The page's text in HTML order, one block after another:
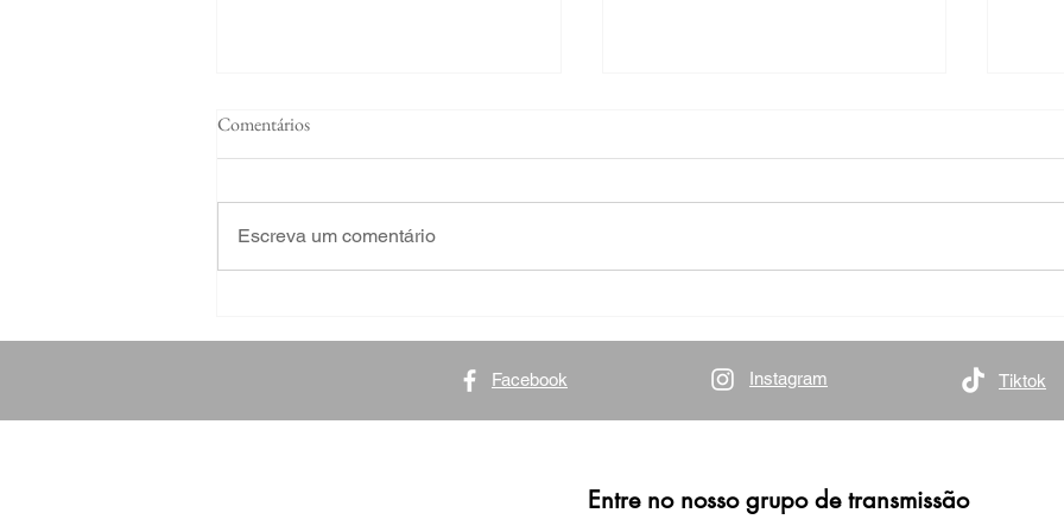
na luta pelos direitos das pessoas
promove a segunda edição do
Emprega Pelotas no Ginásio do
Comentários
Escreva um comentário
Facebook Instagram Tiktok
Entre no nosso grupo de transmissão